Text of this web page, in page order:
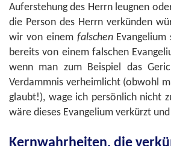
Auferstehung des Herrn leugnen
die Person des Herrn verkünden
wir von einem falschenEvangelium
bereits von einem falschen
wenn man zum Beispiel das
Verdammnis verheimlicht (obwohl
glaubt!), wage ich persönlich nicht
wäre dieses Evangelium verkürzt